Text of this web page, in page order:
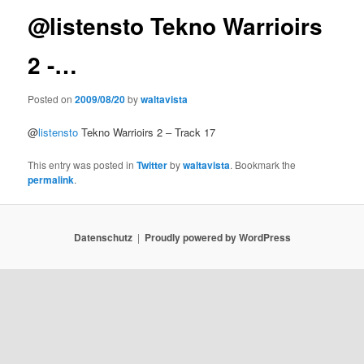
@listensto Tekno Warrioirs
2 -…
Posted on2009/08/20bywaltavista
@listensto Tekno Warrioirs 2 – Track 17
This entry was posted inTwitterbywaltavista. Bookmark the
permalink.
Datenschutz Proudly powered by WordPress